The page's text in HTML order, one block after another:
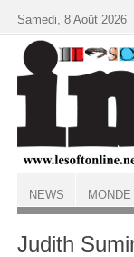
ACCUEIL
Judith
Samedi, 8 Août 2026
NEWS MONDE